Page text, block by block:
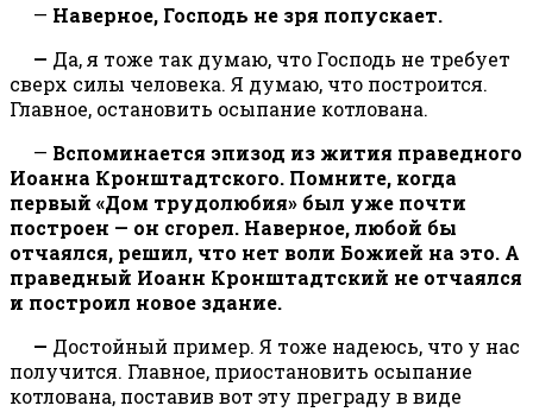
— Наверное, Господь не зря попускает.
— Да, я тоже так думаю, что Господь не требует
сверх силы человека. Я думаю, что построится.
Главное, остановить осыпание котлована.
— Вспоминается эпизод из жития праведного
Иоанна Кронштадтского. Помните, когда
первый «Дом трудолюбия» был уже почти
построен — он сгорел. Наверное, любой бы
отчаялся, решил, что нет воли Божией на это. А
праведный Иоанн Кронштадтский не отчаялся
и построил новое здание.
— Достойный пример. Я тоже надеюсь, что у нас
получится. Главное, приостановить осыпание
котлована, поставив вот эту преграду в виде